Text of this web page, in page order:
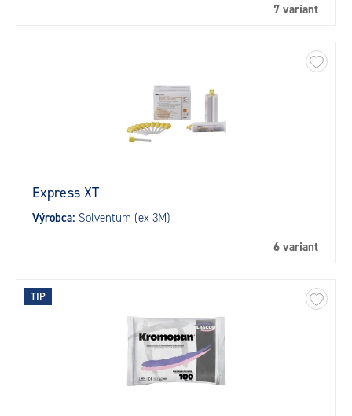
7 variant
Express XT
Výrobca: Solventum (ex 3M)
6 variant
TIP